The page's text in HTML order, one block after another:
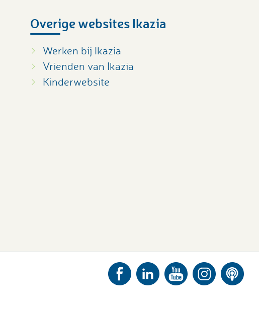
Overige websites Ikazia
Werken bij Ikazia
Vrienden van Ikazia
Kinderwebsite